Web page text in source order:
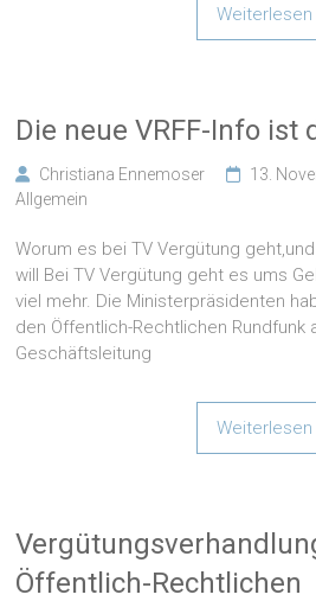
Weiterlesen
Die neue VRFF-Info ist
Christiana Ennemoser
13.
Allgemein
Worum es bei TV Vergütung
will Bei TV Vergütung geht es ums
viel mehr. Die Ministerpräsidenten
den Öffentlich-Rechtlichen Rundfunk
Geschäftsleitung
Weiterlesen
Öffentlich-Rechtlichen